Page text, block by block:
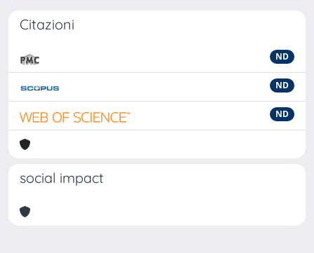
Citazioni
ND
ND
ND
social impact